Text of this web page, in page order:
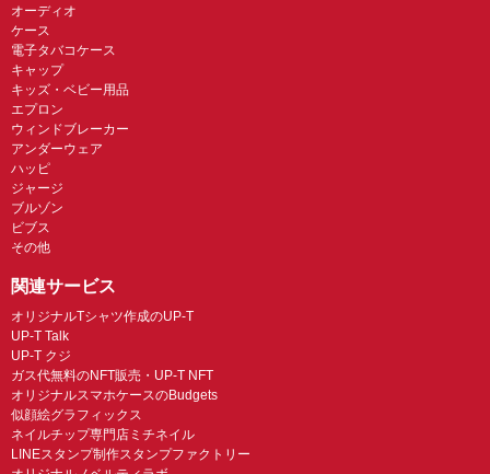
オーディオ
ケース
電子タバコケース
キャップ
キッズ・ベビー用品
エプロン
ウィンドブレーカー
アンダーウェア
ハッピ
ジャージ
ブルゾン
ビブス
その他
関連サービス
オリジナルTシャツ作成のUP-T
UP-T Talk
UP-T クジ
ガス代無料のNFT販売・UP-T NFT
オリジナルスマホケースのBudgets
似顔絵グラフィックス
ネイルチップ専門店ミチネイル
LINEスタンプ制作スタンプファクトリー